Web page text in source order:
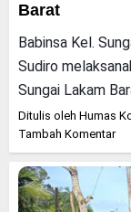
Barat
Babinsa Kel.
Sudiro
Sungai Lakam
Ditulis oleh Humas
Tambah Komentar